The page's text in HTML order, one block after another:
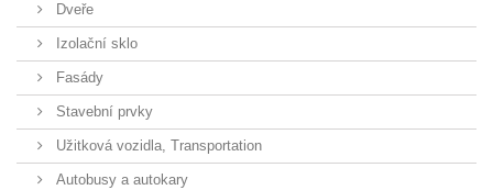
Dveře
Izolační sklo
Fasády
Stavební prvky
Užitková vozidla, Transportation
Autobusy a autokary